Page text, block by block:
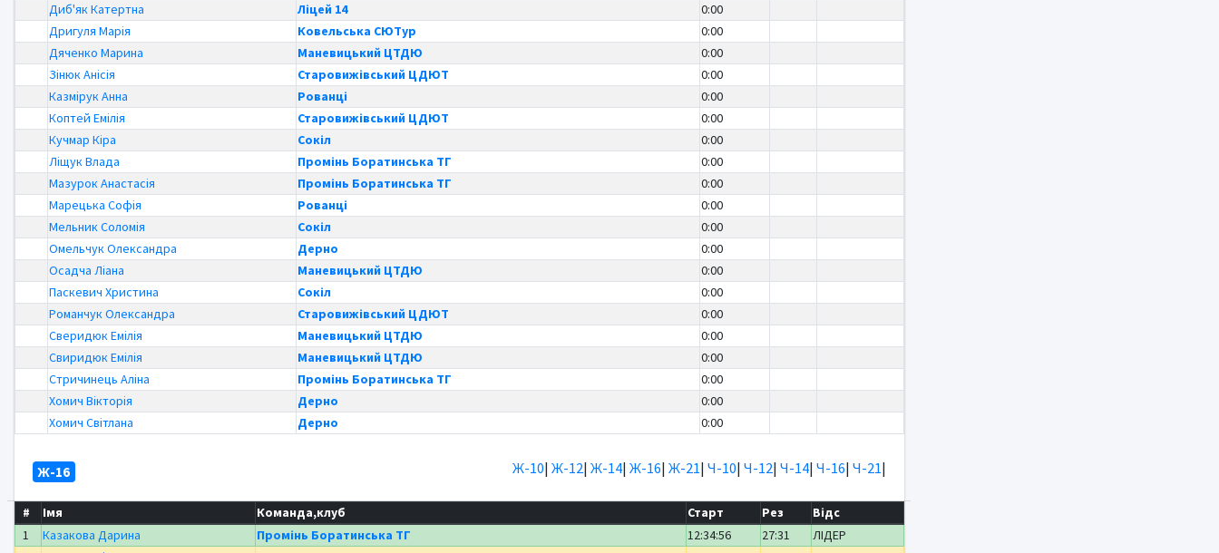
Диб'як Катертна
Ліцей 14
0:00
Дригуля Марія
Ковельська СЮТур
0:00
Дяченко Марина
Маневицький ЦТДЮ
0:00
Зінюк Анісія
Старовижівський ЦДЮТ
0:00
Казмірук Анна
Рованці
0:00
Коптей Емілія
Старовижівський ЦДЮТ
0:00
Кучмар Кіра
Сокіл
0:00
Ліщук Влада
Промінь Боратинська ТГ
0:00
Мазурок Анастасія
Промінь Боратинська ТГ
0:00
Марецька Софія
Рованці
0:00
Мельник Соломія
Сокіл
0:00
Омельчук Олександра
Дерно
0:00
Осадча Ліана
Маневицький ЦТДЮ
0:00
Паскевич Христина
Сокіл
0:00
Романчук Олександра
Старовижівський ЦДЮТ
0:00
Сверидюк Емілія
Маневицький ЦТДЮ
0:00
Свиридюк Емілія
Маневицький ЦТДЮ
0:00
Стричинець Аліна
Промінь Боратинська ТГ
0:00
Хомич Вікторія
Дерно
0:00
Хомич Світлана
Дерно 0:00
Ж-16 Ж-10| Ж-12| Ж-14| Ж-16| Ж-21| Ч-10| Ч-12| Ч-14| Ч-16| Ч-21|
# Імя Команда,клуб Старт Рез
Відс
1
Казакова Дарина Промінь Боратинська ТГ 12:34:56 27:31
ЛІДЕР